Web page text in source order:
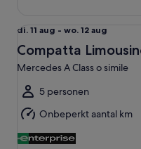
di.
11
aug
tot
wo.
12
aug
di. 11 aug - wo. 12 aug
Compatta
Mercedes A Class o simile
5 personen
Onbeperkt aantal km